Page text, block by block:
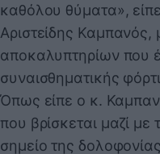
καθόλου θύματα»,
Αριστείδης Καμπανός,
αποκαλυπτηρίων που
συναισθηματικής
Όπως είπε ο κ.
που βρίσκεται μαζί
σημείο της